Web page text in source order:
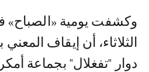
وكشفت يومية «الصباح» في عددها ليوم غد
الثلاثاء، أن إيقاف
دوار "تفغلال" بجماعة